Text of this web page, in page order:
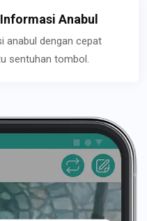
Anabul
anabul dengan cepat
sentuhan tombol.